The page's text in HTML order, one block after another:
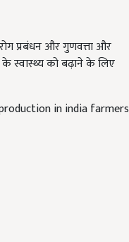
प्रबंधन और गुणवत्ता और
स्वास्थ्य को बढ़ाने के लिए
in india farmers